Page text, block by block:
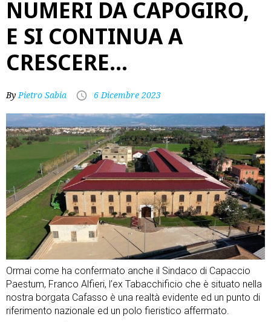
NUMERI DA CAPOGIRO,
E SI CONTINUA A
CRESCERE…
ByPietro Sabia 6 Dicembre 2023
Ormai come ha confermato anche il Sindaco di Capaccio
Paestum, Franco Alfieri, l’ex Tabacchificio che è situato nella
nostra borgata Cafasso è una realtà evidente ed un punto di
riferimento nazionale ed un polo fieristico affermato.